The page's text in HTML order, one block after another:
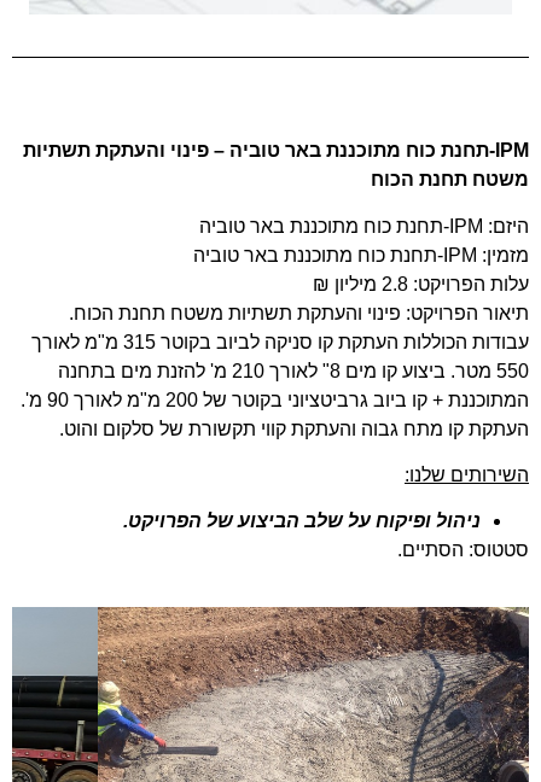
IPM -תחנת כוח מתוכננת באר טוביה – פינוי והעתקת תשתיות
משטח תחנת הכוח
היזם: IPM -תחנת כוח מתוכננת באר טוביה
מזמין: IPM -תחנת כוח מתוכננת באר טוביה
עלות הפרויקט: 2.8 מיליון ₪
תיאור הפרויקט: פינוי והעתקת תשתיות משטח תחנת הכוח.
עבודות הכוללות העתקת קו סניקה לביוב בקוטר 315 מ"מ לאורך
550 מטר. ביצוע קו מים 8" לאורך 210 מ' להזנת מים בתחנה
המתוכננת + קו ביוב גרביטציוני בקוטר של 200 מ"מ לאורך 90 מ'.
העתקת קו מתח גבוה והעתקת קווי תקשורת של סלקום והוט.
השירותים שלנו:
ניהול ופיקוח על שלב הביצוע של הפרויקט.
סטטוס: הסתיים.